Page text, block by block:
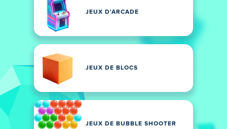
JEUX D'ARCADE
JEUX DE BLOCS
JEUX DE BUBBLE SHOOTER